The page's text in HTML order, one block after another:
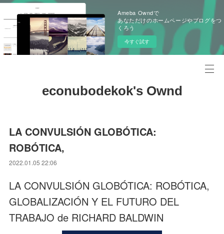
Ameba Owndで
あなただけのホームページやブログをつ
くろう
今すぐ試す
econubodekok's Ownd
LA CONVULSIÓN GLOBÓTICA:
ROBÓTICA,
2022.01.05 22:06
LA CONVULSIÓN GLOBÓTICA: ROBÓTICA,
GLOBALIZACIÓN Y EL FUTURO DEL
TRABAJO de RICHARD BALDWIN